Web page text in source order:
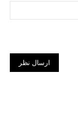
ارسال نظر